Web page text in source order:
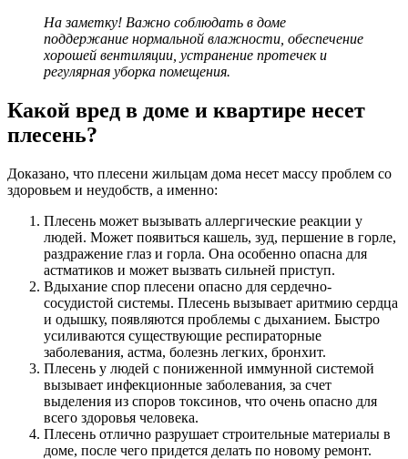
На заметку! Важно соблюдать в доме
поддержание нормальной влажности, обеспечение
хорошей вентиляции, устранение протечек и
регулярная уборка помещения.
Какой вред в доме и квартире несет
плесень?
Доказано, что плесени жильцам дома несет массу проблем со
здоровьем и неудобств, а именно:
Плесень может вызывать аллергические реакции у
людей. Может появиться кашель, зуд, першение в горле,
раздражение глаз и горла. Она особенно опасна для
астматиков и может вызвать сильней приступ.
Вдыхание спор плесени опасно для сердечно-
сосудистой системы. Плесень вызывает аритмию сердца
и одышку, появляются проблемы с дыханием. Быстро
усиливаются существующие респираторные
заболевания, астма, болезнь легких, бронхит.
Плесень у людей с пониженной иммунной системой
вызывает инфекционные заболевания, за счет
выделения из споров токсинов, что очень опасно для
всего здоровья человека.
Плесень отлично разрушает строительные материалы в
доме, после чего придется делать по новому ремонт.